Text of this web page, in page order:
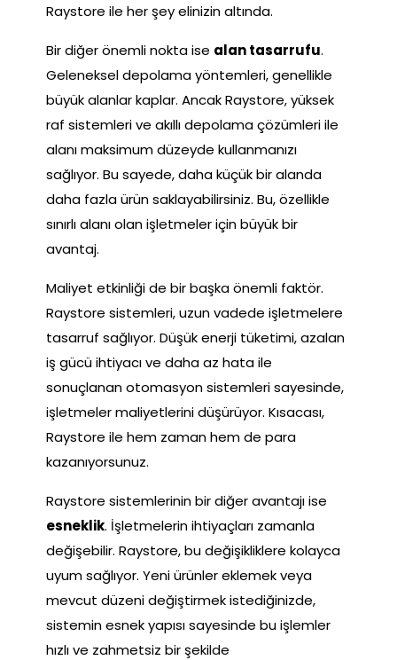
Raystore ile her şey elinizin altında.
Bir diğer önemli nokta ise alan tasarrufu.
Geleneksel depolama yöntemleri, genellikle
büyük alanlar kaplar. Ancak Raystore, yüksek
raf sistemleri ve akıllı depolama çözümleri ile
alanı maksimum düzeyde kullanmanızı
sağlıyor. Bu sayede, daha küçük bir alanda
daha fazla ürün saklayabilirsiniz. Bu, özellikle
sınırlı alanı olan işletmeler için büyük bir
avantaj.
Maliyet etkinliği de bir başka önemli faktör.
Raystore sistemleri, uzun vadede işletmelere
tasarruf sağlıyor. Düşük enerji tüketimi, azalan
iş gücü ihtiyacı ve daha az hata ile
sonuçlanan otomasyon sistemleri sayesinde,
işletmeler maliyetlerini düşürüyor. Kısacası,
Raystore ile hem zaman hem de para
kazanıyorsunuz.
Raystore sistemlerinin bir diğer avantajı ise
esneklik. İşletmelerin ihtiyaçları zamanla
değişebilir. Raystore, bu değişikliklere kolayca
uyum sağlıyor. Yeni ürünler eklemek veya
mevcut düzeni değiştirmek istediğinizde,
sistemin esnek yapısı sayesinde bu işlemler
hızlı ve zahmetsiz bir şekilde